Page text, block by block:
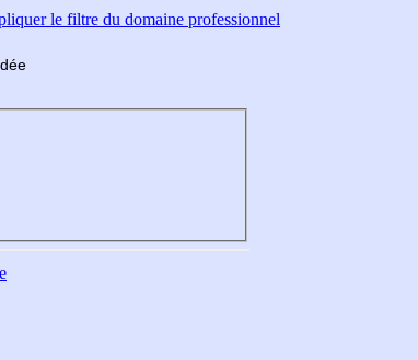
le filtre du domaine professionnel